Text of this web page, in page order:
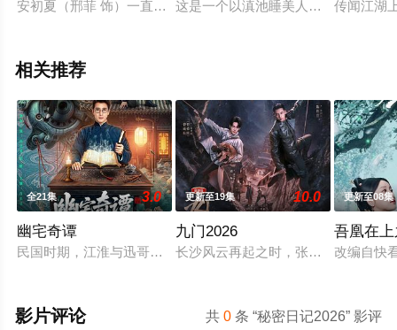
安初夏（邢菲 饰）一直和母亲过着相依为命的生活，母亲的去
这是一个以滇池睡美人传说为蓝本，
传闻江湖
相关推荐
全21集 3.0
幽宅奇谭
民国时期，江淮与迅哥组成说书班子，偶遇“白天人住屋，晚上
更新至19集 10.0
九门2026
长沙风云再起之时，张启山（陈伟霆
更新至08集
吾凰在
改编自快
共0 条 “秘密日记2026” 影评
影片评论